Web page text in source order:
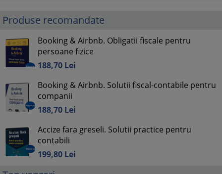
Produse recomandate
Booking & Airbnb. Obligatii fiscale pentru
persoane fizice
188,70 Lei
Booking & Airbnb. Solutii fiscal-contabile pentru
companii
188,70 Lei
Accize fara greseli. Solutii practice pentru
contabili
199,80 Lei